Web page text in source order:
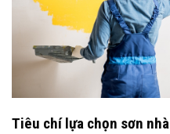
Tiêu chí lựa chọn sơn nhà